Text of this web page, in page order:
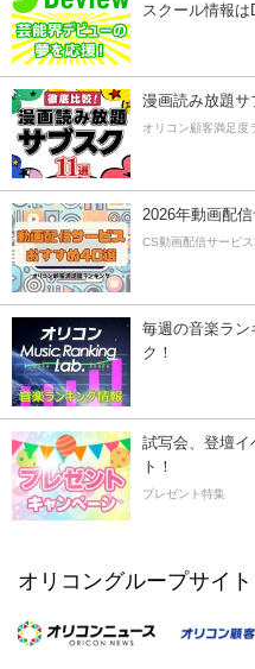
スクール情報は
漫画読み放題サ
オリコン顧客満足度
2026年動画配
CS動画配信サービ
毎週の音楽ラン
ク！
試写会、登壇イ
ト！
プレゼント特集
オリコングループサイト